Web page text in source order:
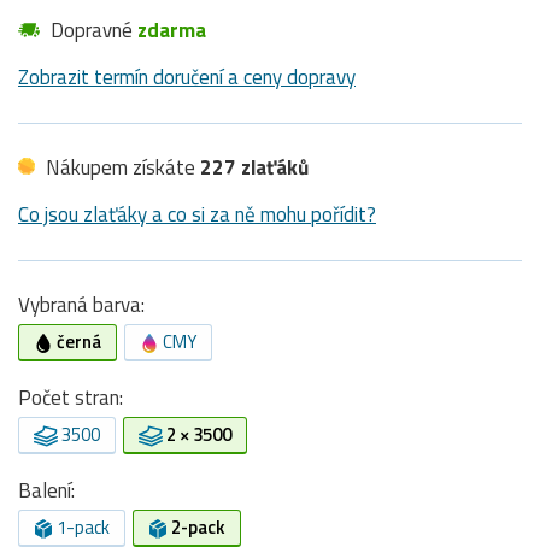
Dopravné zdarma
Zobrazit termín doručení a ceny dopravy
Nákupem získáte 227 zlaťáků
Co jsou zlaťáky a co si za ně mohu pořídit?
Vybraná barva:
černá CMY
Počet stran:
3500 2 × 3500
Balení:
1-pack 2-pack